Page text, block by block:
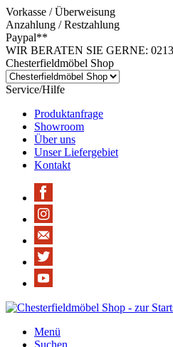
Vorkasse / Überweisung
Anzahlung / Restzahlung
Paypal**
WIR BERATEN SIE GERNE:
Chesterfieldmöbel Shop
Service/Hilfe
Produktanfrage
Showroom
Über uns
Unser Liefergebiet
Kontakt
Menü
Suchen